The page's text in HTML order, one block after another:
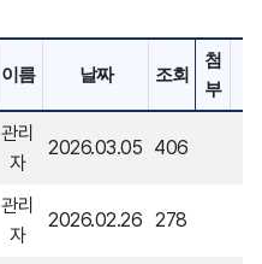
이름 날짜 조회
첨
부
관리
자
2026.03.05 406
관리
자
2026.02.26 278